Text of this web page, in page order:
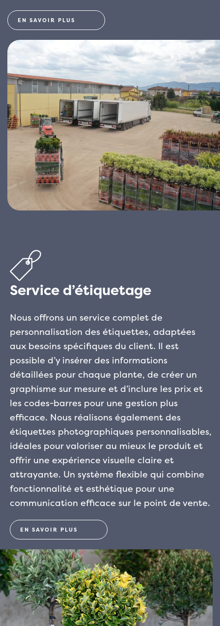
EN SAVOIR PLUS
Service d’étiquetage
Nous offrons un service complet de
personnalisation des étiquettes, adaptées
aux besoins spécifiques du client. Il est
possible d’y insérer des informations
détaillées pour chaque plante, de créer un
graphisme sur mesure et d’inclure les prix et
les codes-barres pour une gestion plus
efficace. Nous réalisons également des
étiquettes photographiques personnalisables,
idéales pour valoriser au mieux le produit et
offrir une expérience visuelle claire et
attrayante. Un système flexible qui combine
fonctionnalité et esthétique pour une
communication efficace sur le point de vente.
EN SAVOIR PLUS